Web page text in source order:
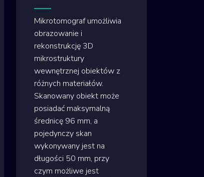
Mikrotomograf umożliwia
obrazowanie i
rekonstrukcję 3D
mikrostruktury
wewnętrznej obiektów z
różnych materiałów.
Skanowany obiekt może
posiadać maksymalną
średnicę 96 mm, a
pojedynczy skan
wykonywany jest na
długości 50 mm, przy
czym możliwe jest